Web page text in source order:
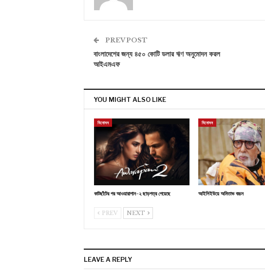
PREV POST
বাংলাদেশের জন্য ৪৫০ কোটি ডলার ঋণ অনুমোদন করল
আইএমএফ
YOU MIGHT ALSO LIKE
বিনোদন
কাটছাঁটের পর আওয়ারাপান-২ ছাড়পত্র পেয়েছে
বিনোদন
আইসিইউয়ে অমিতাভ বচ্চন
PREV NEXT
LEAVE A REPLY